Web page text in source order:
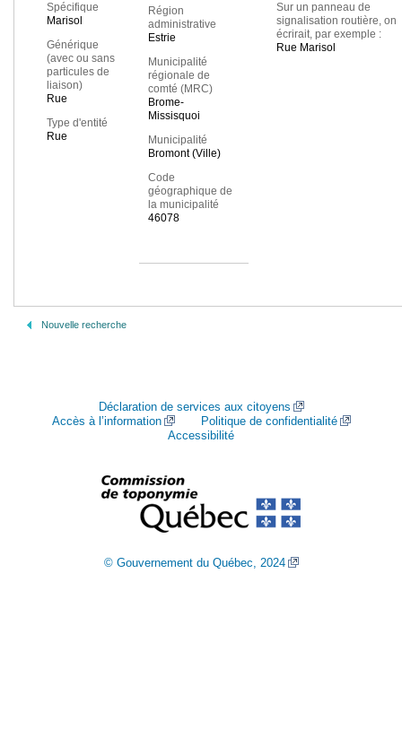
Spécifique
Marisol
Générique
(avec ou sans
particules de
liaison)
Rue
Type d'entité
Rue
Région
administrative
Estrie
Municipalité
régionale de
comté (MRC)
Brome-
Missisquoi
Municipalité
Bromont (Ville)
Code
géographique de
la municipalité
46078
Sur un panneau de
signalisation routière, on
écrirait, par exemple :
Rue Marisol
Nouvelle recherche
Déclaration de services aux citoyens
Accès à l’information
Politique de confidentialité
Accessibilité
© Gouvernement du Québec, 2024